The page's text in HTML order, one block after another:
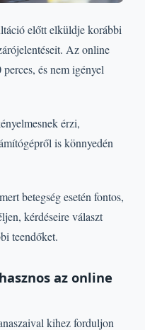
előtt elküldje korábbi
Az online
és nem igényel
érzi,
is könnyedén
betegség esetén fontos,
kérdéseire választ
teendőket.
az online
kihez forduljon